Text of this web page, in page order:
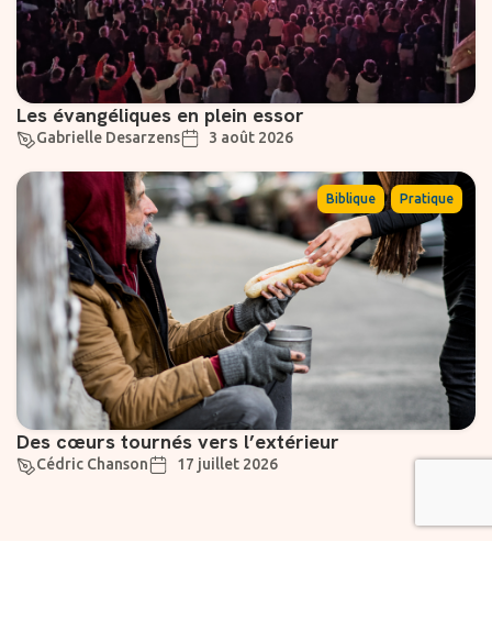
Les évangéliques en plein essor
Gabrielle Desarzens 3 août 2026
Biblique , Pratique
Des cœurs tournés vers l’extérieur
Cédric Chanson 17 juillet 2026